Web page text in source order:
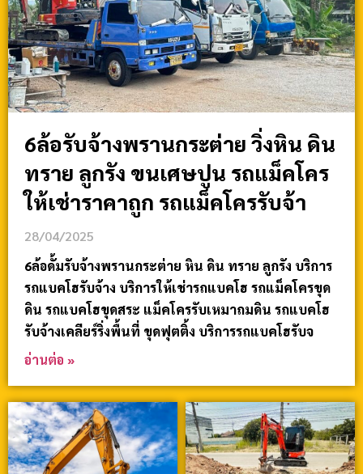
6ล้อรับจ้างพรานกระต่าย วิ่งหิน ดิน
ทราย ลูกรัง ขนเศษปูน รถแม็คโคร
ให้เช่าราคาถูก รถแม็คโครรับจ้า
28/04/2025
6ล้อดั้มรับจ้างพรานกระต่าย หิน ดิน ทราย ลูกรัง บริการ
รถแบคโฮรับจ้าง บริการให้เช่ารถแบคโฮ รถแม็คโครขุด
ดิน รถแบคโฮขุดสระ แม็คโครรับเหมาถมดิน รถแบคโฮ
รับจ้างเคลียร์ริ่งพื้นที่ ขุดฟุตติ้ง บริการรถแบคโฮรับจ
อ่านต่อ »